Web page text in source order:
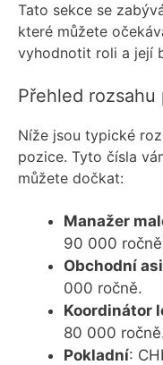
Tato sekce se
které můžete
vyhodnotit roli a její
Přehled rozsahu
Níže jsou typické
pozice. Tyto čísla
můžete dočkat:
Manažer
90 000
Obchodní
000 ročně.
Koordinátor
80 000
Pokladní: